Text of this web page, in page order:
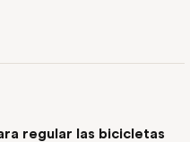
regular las bicicletas